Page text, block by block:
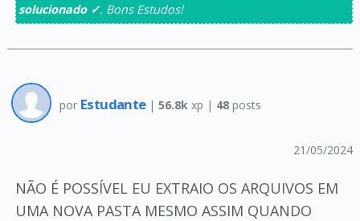
solucionado ✓. Bons Estudos!
por Estudante | 56.8kxp | 48posts
21/05/2024
NÃO É POSSÍVEL EU EXTRAIO OS ARQUIVOS EM
UMA NOVA PASTA MESMO ASSIM QUANDO